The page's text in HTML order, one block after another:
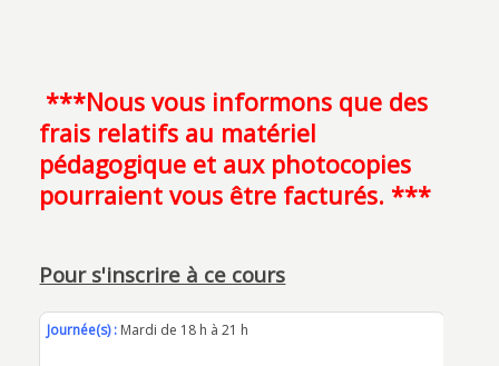
***Nous vous informons que des
frais relatifs au matériel
pédagogique et aux photocopies
pourraient vous être facturés. ***
Pour s'inscrire à ce cours
Journée(s) : Mardi de 18 h à 21 h